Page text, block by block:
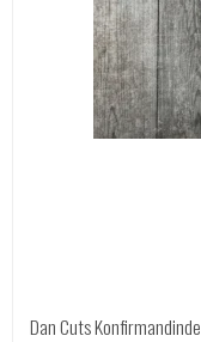
Dan Cuts Konfirmandinde